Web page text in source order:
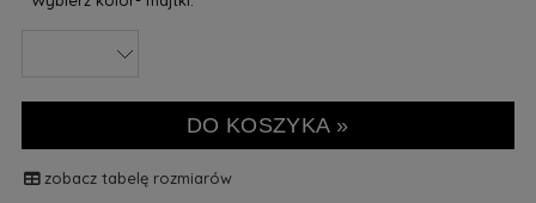
DO KOSZYKA »
zobacz tabelę rozmiarów